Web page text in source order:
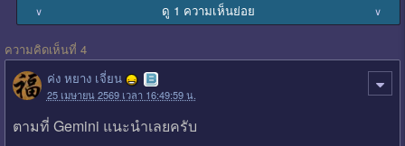
∨ ดู 1 ความเห็นย่อย ∨
ความคิดเห็นที่ 4
ค่ง หยาง เจี่ยน
25 เมษายน 2569 เวลา 16:49:59 น.
ตามที่ Gemini แนะนำเลยครับ